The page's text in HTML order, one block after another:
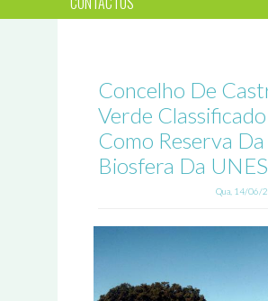
Concelho De
Verde Classificado
Como Reserva Da
Biosfera Da
Qua, 14/06/